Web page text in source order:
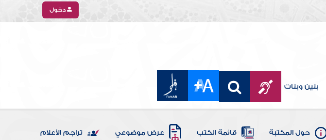
دخول
بنين وبنات
حول المكتبة قائمة الكتب عرض موضوعي تراجم الأعلام